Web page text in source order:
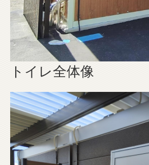
トイレ全体像